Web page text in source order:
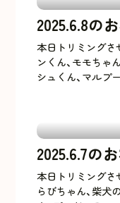
2025.6.8の
本日トリミングさ
ンくん、モモちゃ
シュくん、マルプ
2025.6.7の
本日トリミング
らびちゃん、柴犬